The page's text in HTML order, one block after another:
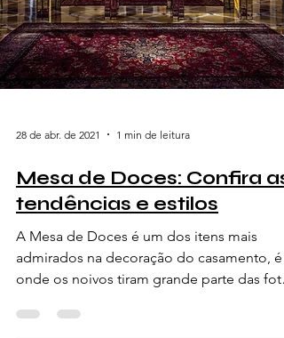
28 de abr. de 2021 1 min de leitura
Mesa de Doces: Confira as
tendências e estilos
A Mesa de Doces é um dos itens mais
admirados na decoração do casamento, é
onde os noivos tiram grande parte das
protocolares e também